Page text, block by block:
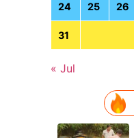
24 25 26
31
« Jul